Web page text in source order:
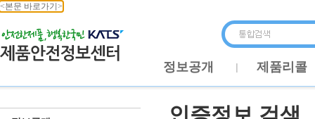
<본문 바로가기>
정보공개 제품리콜